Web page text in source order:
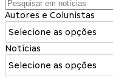
Autores e Colunistas
Selecione as opções
Notícias
Selecione as opções